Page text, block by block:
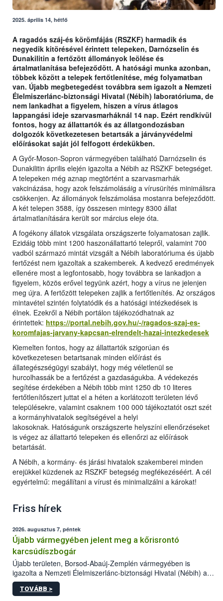
2025. április 14, hétfő
A ragadós száj-és körömfájás (RSZKF) harmadik és
negyedik kitörésével érintett telepeken, Darnózselin és
Dunakilitin a fertőzött állományok leölése és
ártalmatlanítása befejeződött. A hatósági munka azonban,
többek között a telepek fertőtlenítése, még folyamatban
van. Újabb megbetegedést továbbra sem igazolt a Nemzeti
Élelmiszerlánc-biztonsági Hivatal (Nébih) laboratóriuma, de
nem lankadhat a figyelem, hiszen a vírus átlagos
lappangási ideje szarvasmarháknál 14 nap. Ezért rendkívül
fontos, hogy az állattartók és az állatgondozásban
dolgozók következetesen betartsák a járványvédelmi
előírásokat saját jól felfogott érdekükben.
A Győr-Moson-Sopron vármegyében található Darnózselin és
Dunakilitin április elején igazolta a Nébih az RSZKF betegséget.
A telepeken még aznap megtörtént a szarvasmarhák
vakcinázása, hogy azok felszámolásáig a vírusürítés minimálisra
csökkenjen. Az állományok felszámolása mostanra befejeződött.
A két telepen 3588, így összesen mintegy 8300 állat
ártalmatlanítására került sor március eleje óta.
A fogékony állatok vizsgálata országszerte folyamatosan zajlik.
Ezidáig több mint 1200 haszonállattartó telepről, valamint 700
vadból származó mintát vizsgált a Nébih laboratóriuma és újabb
fertőzést nem igazoltak a szakemberek. A kedvező eredmények
ellenére most a legfontosabb, hogy továbbra se lankadjon a
figyelem, közös erővel tegyünk azért, hogy a vírus ne jelenjen
meg újra. A fertőzött telepeken zajlik a fertőtlenítés. Az országos
mintavétel szintén folytatódik és a hatósági intézkedések is
élnek. Ezekről a Nébih portálon tájékozódhatnak az
érintettek: https://portal.nebih.gov.hu/-/ragados-szaj-es-
koromfajas-jarvany-kapcsan-elrendelt-hazai-intezkedesek
Kiemelten fontos, hogy az állattartók szigorúan és
következetesen betartsanak minden előírást és
állategészségügyi szabályt, hogy még véletlenül se
hurcolhassák be a fertőzést a gazdaságukba. A védekezés
segítése érdekében a Nébih több mint 1250 db 10 literes
fertőtlenítőszert juttat el a héten a korlátozott területen lévő
településekre, valamint csaknem 100 000 tájékoztatót oszt szét
a kormányhivatalok segítségével a helyi
lakosoknak. Hatóságunk országszerte helyszíni ellenőrzéseket
is végez az állattartó telepeken és ellenőrzi az előírások
betartását.
A Nébih, a kormány- és járási hivatalok szakemberei minden
erejükkel küzdenek az RSZKF betegség megfékezéséért. A cél
egyértelmű: megállítani a vírust és minimalizálni a károkat!
Friss hírek
2026. augusztus 7, péntek
Újabb vármegyében jelent meg a kőrisrontó
karcsúdíszbogár
Újabb területen, Borsod-Abaúj-Zemplén vármegyében is
igazolta a Nemzeti Élelmiszerlánc-biztonsági Hivatal (Nébih) a
kőrisrontó karcsúdíszbogár (Agrilus planipennis) jelenlétét. A
kártevőt nem csak színcsapdában találták meg, de már fertőzött
TOVÁBB >